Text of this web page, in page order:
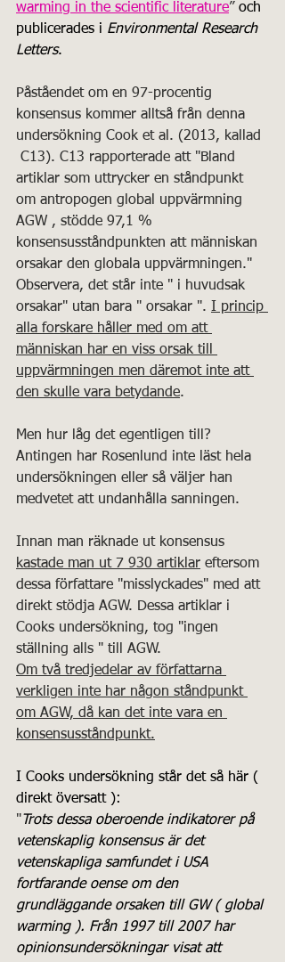
warming in the scientific literature” och
publicerades i Environmental Research
Letters.
Påståendet om en 97-procentig
konsensus kommer alltså från denna
undersökning Cook et al. (2013, kallad
C13). C13 rapporterade att "Bland
artiklar som uttrycker en ståndpunkt
om antropogen global uppvärmning
AGW , stödde 97,1 %
konsensusståndpunkten att människan
orsakar den globala uppvärmningen."
Observera, det står inte " i huvudsak
orsakar" utan bara " orsakar ". I princip
alla forskare håller med om att
människan har en viss orsak till
uppvärmningen men däremot inte att
den skulle vara betydande.
Men hur låg det egentligen till?
Antingen har Rosenlund inte läst hela
undersökningen eller så väljer han
medvetet att undanhålla sanningen.
Innan man räknade ut konsensus
kastade man ut 7 930 artiklar eftersom
dessa författare "misslyckades" med att
direkt stödja AGW. Dessa artiklar i
Cooks undersökning, tog "ingen
ställning alls " till AGW.
Om två tredjedelar av författarna
verkligen inte har någon ståndpunkt
om AGW, då kan det inte vara en
konsensusståndpunkt.
I Cooks undersökning står det så här (
direkt översatt ):
" Trots dessa oberoende indikatorer på
vetenskaplig konsensus är det
vetenskapliga samfundet i USA
fortfarande oense om den
grundläggande orsaken till GW ( global
warming ). Från 1997 till 2007 har
opinionsundersökningar visat att